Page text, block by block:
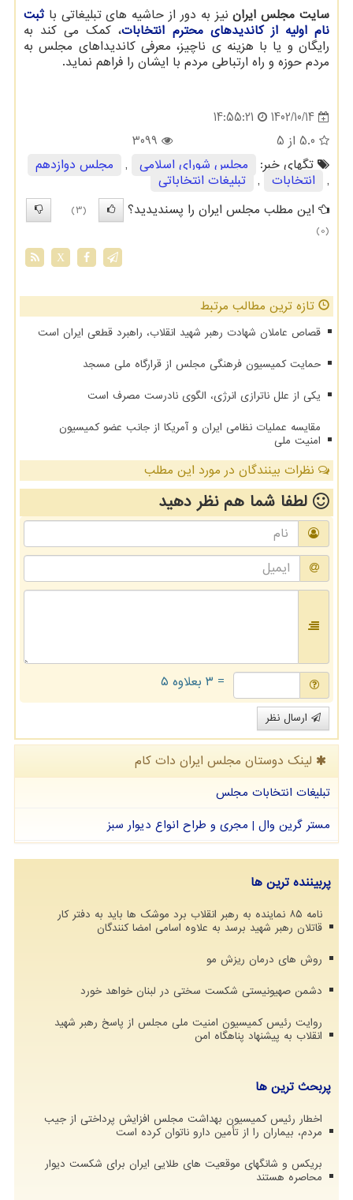
سایت مجلس ایراننیز به دور از حاشیه های تبلیغاتی باثبت
نام اولیه از کاندیدهای محترم انتخابات، کمک می کند به
رایگان و یا با هزینه ی ناچیز، معرفی کاندیداهای مجلس به
مردم حوزه و راه ارتباطی مردم با ایشان را فراهم نماید.
1402/10/14
14:55:21
5.0 از 5
3099
تگهای خبر:
مجلس شورای اسلامی ,
مجلس دوازدهم
,
انتخابات ,
تبلیغات انتخاباتی
این مطلب مجلس ایران را پسندیدید؟
(3)
(0)
X
تازه ترین مطالب مرتبط
قصاص عاملان شهادت رهبر شهید انقلاب، راهبرد قطعی ایران است
حمایت کمیسیون فرهنگی مجلس از قرارگاه ملی مسجد
یکی از علل ناترازی انرژی، الگوی نادرست مصرف است
مقایسه عملیات نظامی ایران و آمریکا از جانب عضو کمیسیون
امنیت ملی
نظرات بینندگان در مورد این مطلب
لطفا شما همنظر دهید
= ۳ بعلاوه ۵
ارسال نظر
لینک دوستان مجلس ایران دات كام
تبلیغات انتخابات مجلس
مستر گرین وال | مجری و طراح انواع دیوار سبز
پربیننده ترین ها
نامه ۸۵ نماینده به رهبر انقلاب برد موشک ها باید به دفتر کار
قاتلان رهبر شهید برسد به علاوه اسامی امضا کنندگان
روش های درمان ریزش مو
دشمن صهیونیستی شکست سختی در لبنان خواهد خورد
روایت رئیس کمیسیون امنیت ملی مجلس از پاسخ رهبر شهید
انقلاب به پیشنهاد پناهگاه امن
پربحث ترین ها
اخطار رئیس کمیسیون بهداشت مجلس افزایش پرداختی از جیب
مردم، بیماران را از تأمین دارو ناتوان کرده است
بریکس و شانگهای موقعیت های طلایی ایران برای شکست دیوار
محاصره هستند